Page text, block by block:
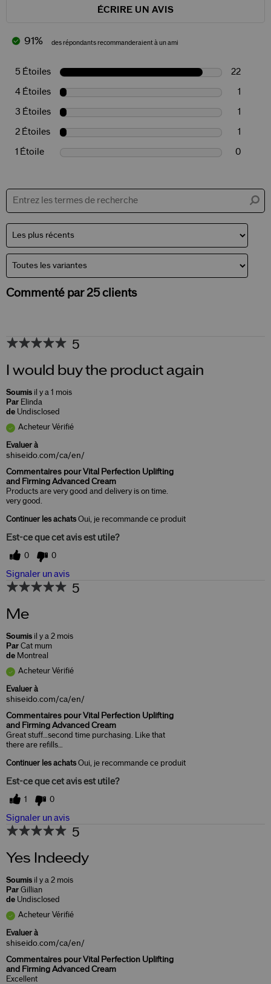
ÉCRIRE UN AVIS
91% des répondants recommanderaient à un ami
5 Étoiles 22
4 Étoiles 1
3 Étoiles 1
2 Étoiles 1
1 Étoile 0
Commenté par 25 clients
5
I would buy the product again
Soumis il y a 1 mois
Par Elinda
de Undisclosed
Acheteur Vérifié
Evaluer à
shiseido.com/ca/en/
Commentaires pour Vital Perfection Uplifting
and Firming Advanced Cream
Products are very good and delivery is on time.
very good.
Continuer les achatsOui, je recommande ce produit
Est-ce que cet avis est utile?
0 0
Signaler un avis
5
Me
Soumis il y a 2 mois
Par Cat mum
de Montreal
Acheteur Vérifié
Evaluer à
shiseido.com/ca/en/
Commentaires pour Vital Perfection Uplifting
and Firming Advanced Cream
Great stuff…second time purchasing. Like that
there are refills…
Continuer les achatsOui, je recommande ce produit
Est-ce que cet avis est utile?
1 0
Signaler un avis
5
Yes Indeedy
Soumis il y a 2 mois
Par Gillian
de Undisclosed
Acheteur Vérifié
Evaluer à
shiseido.com/ca/en/
Commentaires pour Vital Perfection Uplifting
and Firming Advanced Cream
Excellent